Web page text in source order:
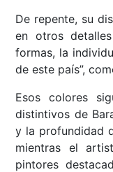
De repente, su
en otros
formas, la
de este país”,
Esos colores
distintivos de
y la profundidad
mientras el
pintores